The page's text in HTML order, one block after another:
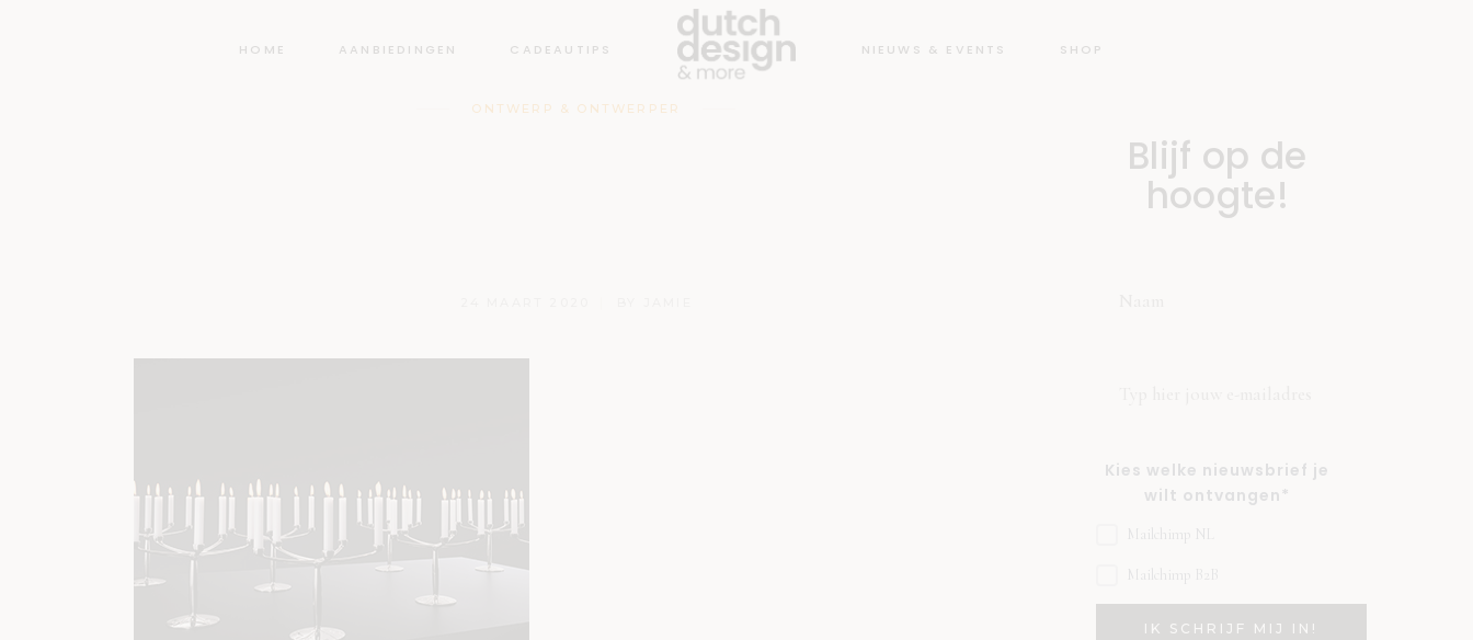
HOME AANBIEDINGEN CADEAUTIPS NIEUWS & EVENTS SHOP
ONTWERP & ONTWERPER
Blijf op de
hoogte!
Kies welke nieuwsbrief je
wilt ontvangen*